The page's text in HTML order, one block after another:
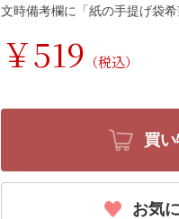
￥519 （税込）
買
お気
文時備考欄に「紙の手提げ袋